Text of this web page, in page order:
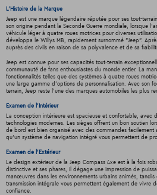
L'Histoire de la Marque
Jeep est une marque légendaire réputée pour ses tout-
son origine pendant la Seconde Guerre mondiale, lorsque
véhicule léger à quatre roues motrices pour diverses
développa le Willys MB, rapidement surnommé "Jeep".
auprès des civils en raison de sa polyvalence et de sa
Jeep est connue pour ses capacités tout-terrain
communauté de fans enthousiastes du monde entier. La
fonctionnalités telles que des systèmes à quatre roues
une large gamme d'options de personnalisation. Avec son
terrain, Jeep reste l'une des marques automobiles les plus
Examen de l'Intérieur
La conception intérieure est spacieuse et confortable, avec
technologies modernes. Les sièges offrent un bon soutien
de bord est bien organisé avec des commandes facilement
qu'un système de navigation intégré vous permettent de
Examen de l'Extérieur
Le design extérieur de la Jeep Compass 4xe est à la fois
distinctive et ses phares, il dégage une impression de
manœuvres dans les environnements urbains animés,
transmission intégrale vous permettent également de vivre
confiance.